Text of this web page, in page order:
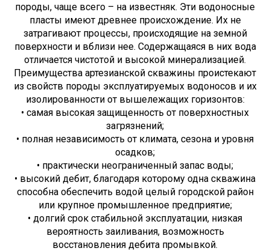
породы, чаще всего – на известняк. Эти водоносные
пласты имеют древнее происхождение. Их не
затрагивают процессы, происходящие на земной
поверхности и вблизи нее. Содержащаяся в них вода
отличается чистотой и высокой минерализацией.
Преимущества артезианской скважины проистекают
из свойств породы эксплуатируемых водоносов и их
изолированности от вышележащих горизонтов:
• самая высокая защищенность от поверхностных
загрязнений;
• полная независимость от климата, сезона и уровня
осадков;
• практически неограниченный запас воды;
• высокий дебит, благодаря которому одна скважина
способна обеспечить водой целый городской район
или крупное промышленное предприятие;
• долгий срок стабильной эксплуатации, низкая
вероятность заиливания, возможность
восстановления дебита промывкой.